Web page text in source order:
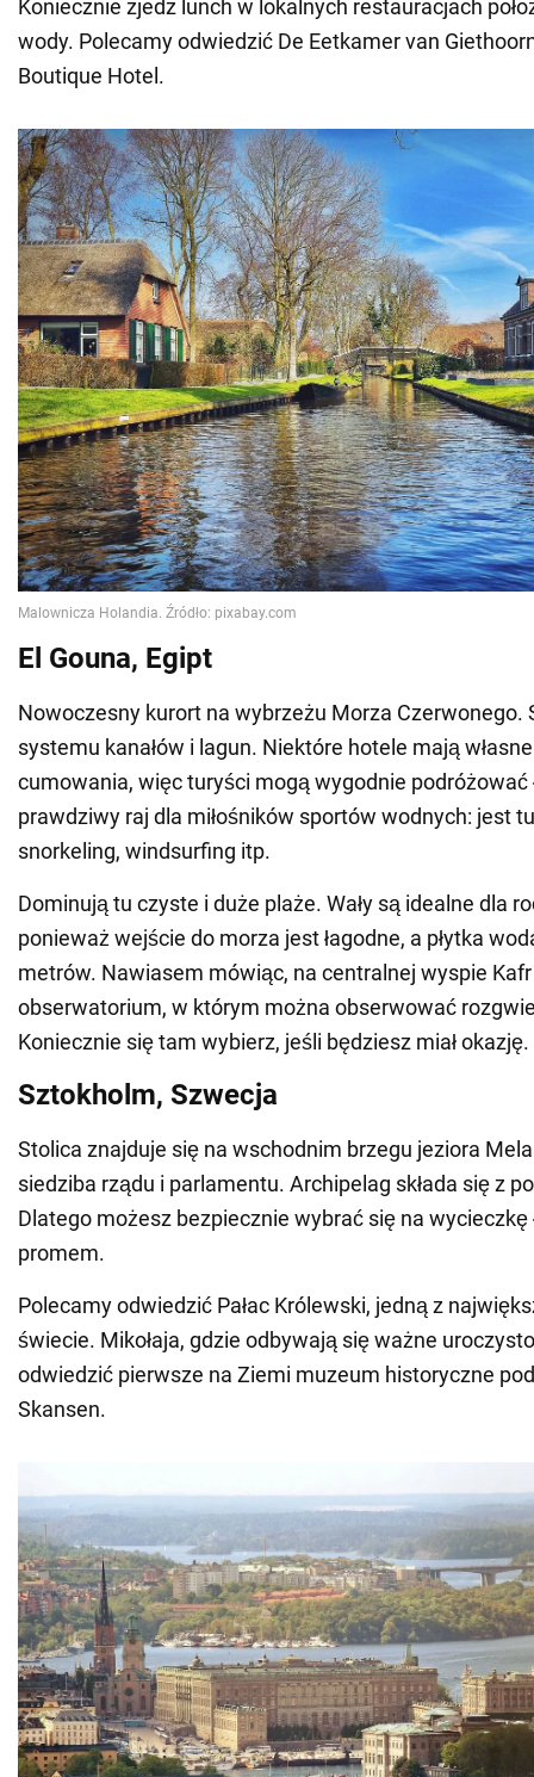
Koniecznie zjedz lunch w lokalnych restauracjach
wody. Polecamy odwiedzić De Eetkamer van
Boutique Hotel.
El Gouna, Egipt
Nowoczesny kurort na wybrzeżu Morza Czerwonego.
systemu kanałów i lagun. Niektóre hotele mają
cumowania, więc turyści mogą wygodnie podróżować
prawdziwy raj dla miłośników sportów wodnych: jest
snorkeling, windsurfing itp.
Dominują tu czyste i duże plaże. Wały są idealne dla
ponieważ wejście do morza jest łagodne, a płytka
metrów. Nawiasem mówiąc, na centralnej wyspie
obserwatorium, w którym można obserwować
Koniecznie się tam wybierz, jeśli będziesz miał okazję.
Sztokholm, Szwecja
Stolica znajduje się na wschodnim brzegu jeziora
siedziba rządu i parlamentu. Archipelag składa się z
Dlatego możesz bezpiecznie wybrać się na wycieczkę
promem.
Polecamy odwiedzić Pałac Królewski, jedną z
świecie. Mikołaja, gdzie odbywają się ważne
odwiedzić pierwsze na Ziemi muzeum historyczne
Skansen.